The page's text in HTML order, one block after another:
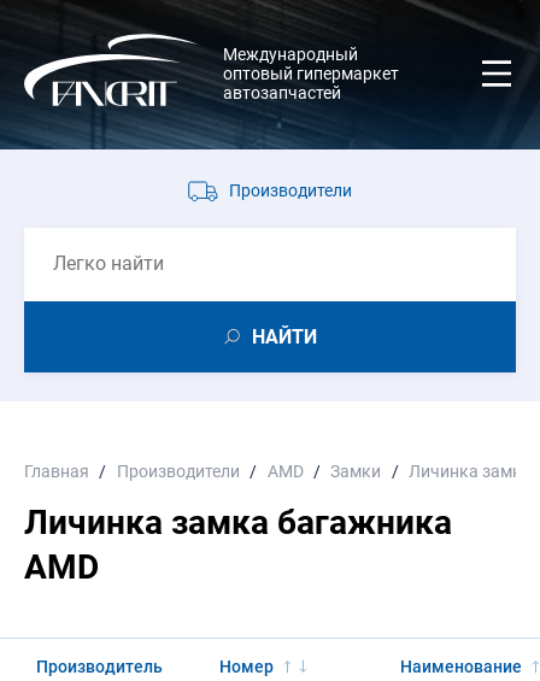
Международный
оптовый гипермаркет
автозапчастей
Производители
НАЙТИ
Главная Производители AMD Замки Личинка замка
Личинка замка багажника
AMD
Производитель Номер Наименование